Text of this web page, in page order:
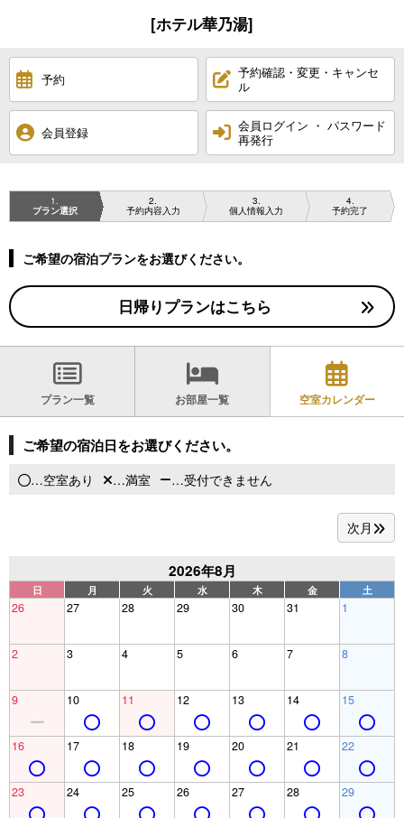
[ホテル華乃湯]
予約
予約確認・変更・キャンセ
ル
会員登録
会員ログイン ・ パスワード
再発行
1
プラン選択
2
予約内容入力
3
個人情報入力
4
予約完了
ご希望の宿泊プランをお選びください。
日帰りプランはこちら
プラン一覧 お部屋一覧 空室カレンダー
ご希望の宿泊日をお選びください。
…空室あり …満室 …受付できません
次月
2026年8月
日 月 火 水 木 金 土
26 27 28 29 30 31 1
2 3 4 5 6 7 8
9 10 11 12 13 14 15
16 17 18 19 20 21 22
23 24 25 26 27 28 29